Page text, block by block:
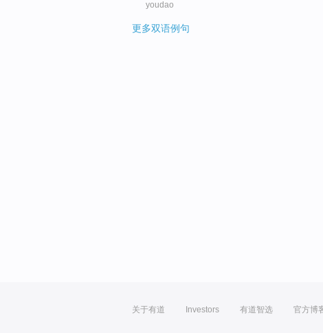
youdao
更多双语例句
关于有道 Investors 有道智选 官方博